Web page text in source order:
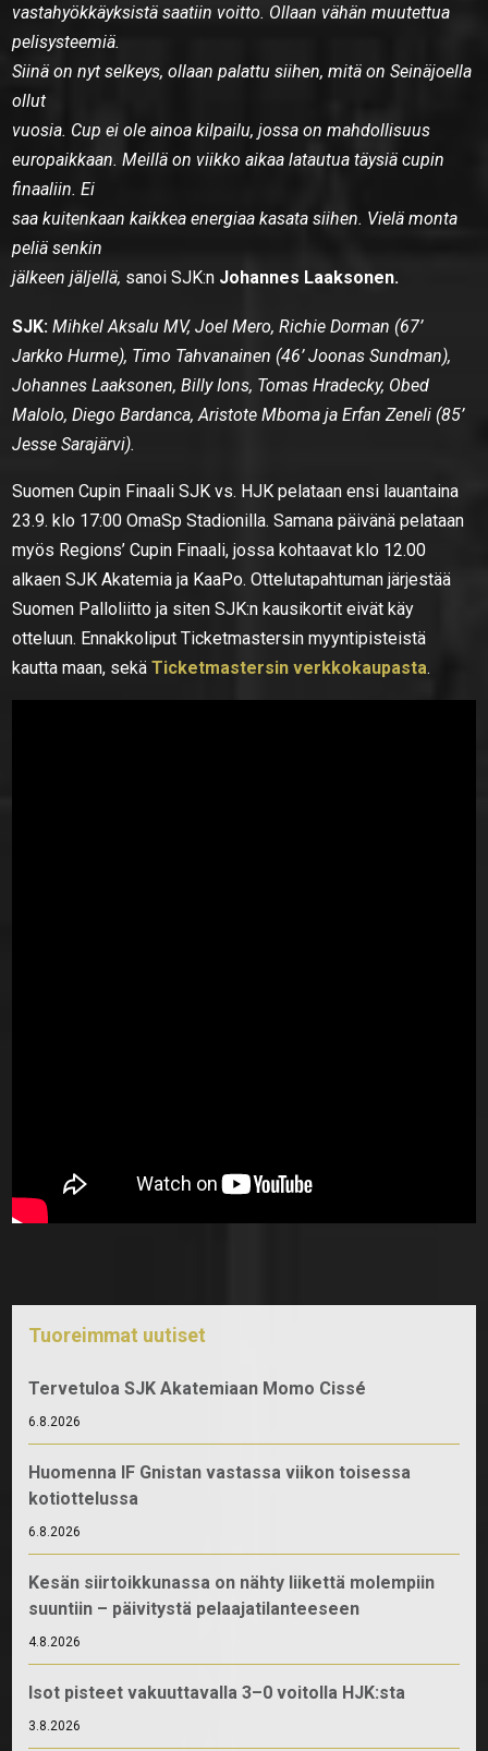
vastahyökkäyksistä saatiin voitto. Ollaan vähän muutettua
pelisysteemiä.
Siinä on nyt selkeys, ollaan palattu siihen, mitä on Seinäjoella
ollut
vuosia. Cup ei ole ainoa kilpailu, jossa on mahdollisuus
europaikkaan. Meillä on viikko aikaa latautua täysiä cupin
finaaliin. Ei
saa kuitenkaan kaikkea energiaa kasata siihen. Vielä monta
peliä senkin
jälkeen jäljellä, sanoi SJK:n Johannes Laaksonen.
SJK: Mihkel Aksalu MV, Joel Mero, Richie Dorman (67’
Jarkko Hurme), Timo Tahvanainen (46’ Joonas Sundman),
Johannes Laaksonen, Billy Ions, Tomas Hradecky, Obed
Malolo, Diego Bardanca, Aristote Mboma ja Erfan Zeneli (85’
Jesse Sarajärvi).
Suomen Cupin Finaali SJK vs. HJK pelataan ensi lauantaina
23.9. klo 17:00 OmaSp Stadionilla. Samana päivänä pelataan
myös Regions’ Cupin Finaali, jossa kohtaavat klo 12.00
alkaen SJK Akatemia ja KaaPo. Ottelutapahtuman järjestää
Suomen Palloliitto ja siten SJK:n kausikortit eivät käy
otteluun. Ennakkoliput Ticketmastersin myyntipisteistä
kautta maan, sekäTicketmastersin verkkokaupasta.
Tuoreimmat uutiset
Tervetuloa SJK Akatemiaan Momo Cissé
6.8.2026
Huomenna IF Gnistan vastassa viikon toisessa
kotiottelussa
6.8.2026
Kesän siirtoikkunassa on nähty liikettä molempiin
suuntiin – päivitystä pelaajatilanteeseen
4.8.2026
Isot pisteet vakuuttavalla 3–0 voitolla HJK:sta
3.8.2026